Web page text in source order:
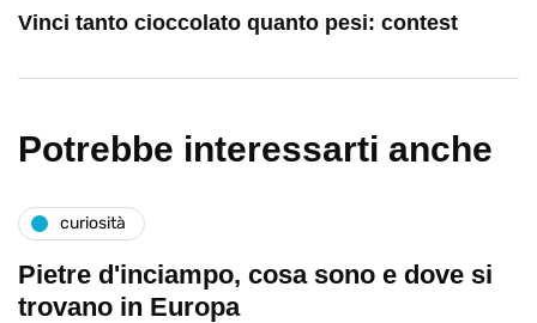
Vinci tanto cioccolato quanto pesi: contest
Potrebbe interessarti anche
curiosità
Pietre d'inciampo, cosa sono e dove si
trovano in Europa